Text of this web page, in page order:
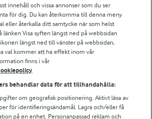
innehåll och vissa annonser som du ser
för dig. Du kan återkomma till denna meny
eller återkalla ditt samtycke när som helst
länken Visa syften längst ned på webbsidan
längst ned till vänster på webbsidan,
val kommer att ha effekt inom vår
finns i vår
behandlar data för att tillhandahålla:
om geografisk positionering. Aktivt läsa av
för identifieringsändamål. Lagra och/eller få
på en enhet. Personanpassad reklam och